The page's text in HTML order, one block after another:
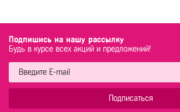
Подпишись на нашу рассылку
Будь в курсе всех акций и предложений!
Подписаться